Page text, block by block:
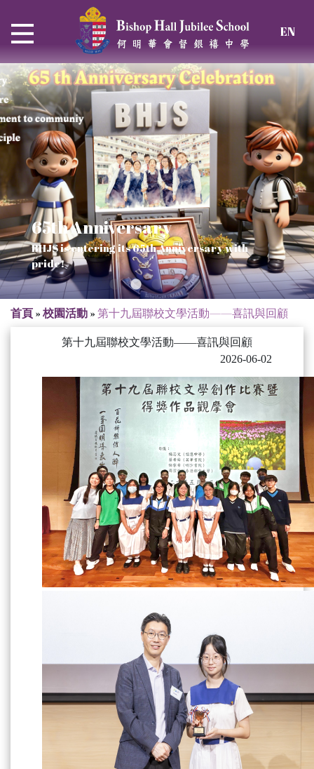
EN
Thrive and Shine in HKDSE
2026
65th Anniversary
BHJS is entering its 65th Anniversary with
pride!
Verse of July
SOLAR POWER PROJECT
Our Mission to a sustainable future
CHRISTIAN EDUCATION
We rejoice in the knowledge of God's truth
首頁»校園活動»第十九屆聯校文學活動——喜訊與回顧
第十九屆聯校文學活動——喜訊與回顧
2026-06-02